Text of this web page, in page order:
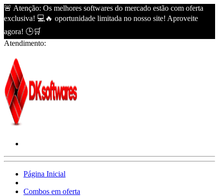
🚨 Atenção: Os melhores softwares do mercado estão com oferta
exclusiva! 💻🔥 oportunidade limitada no nosso site! Aproveite
agora! 🕒🛒
Atendimento:
Página Inicial
Combos em oferta